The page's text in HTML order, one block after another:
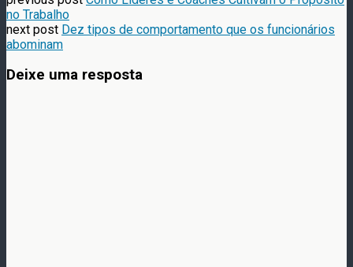
no Trabalho
next post Dez tipos de comportamento que os funcionários
abominam
Deixe uma resposta